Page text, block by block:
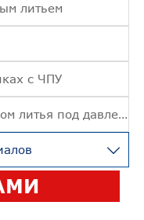
литьем
с ЧПУ
Детали, изготовленные методом литья под давлением
